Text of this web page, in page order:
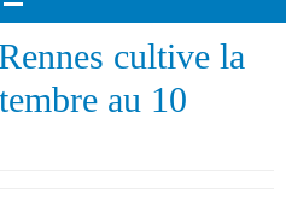
cultive la
au 10